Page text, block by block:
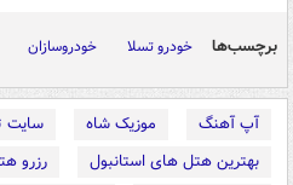
برچسب‌ها خودرو تسلا خودروسازان
آپ آهنگ موزیک شاه
سایت
بهترین هتل های استانبول
رزرو